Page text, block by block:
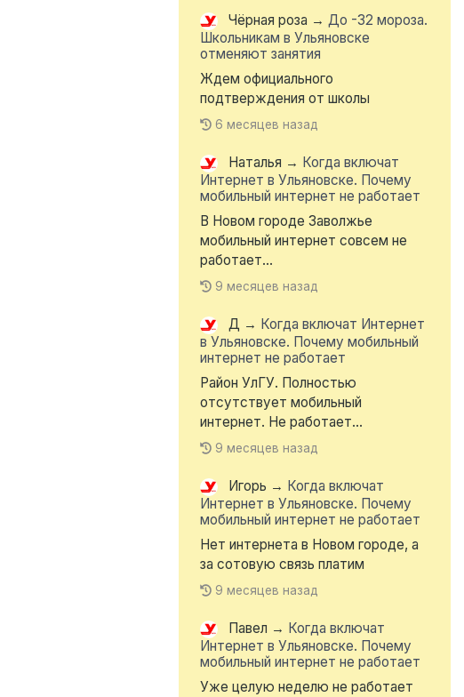
Чёрная роза → До -32 мороза.
Школьникам в Ульяновске
отменяют занятия
Ждем официального
подтверждения от школы
6 месяцев назад
Наталья → Когда включат
Интернет в Ульяновске. Почему
мобильный интернет не работает
В Новом городе Заволжье
мобильный интернет совсем не
работает...
9 месяцев назад
Д → Когда включат Интернет
в Ульяновске. Почему мобильный
интернет не работает
Район УлГУ. Полностью
отсутствует мобильный
интернет. Не работает...
9 месяцев назад
Игорь → Когда включат
Интернет в Ульяновске. Почему
мобильный интернет не работает
Нет интернета в Новом городе, а
за сотовую связь платим
9 месяцев назад
Павел → Когда включат
Интернет в Ульяновске. Почему
мобильный интернет не работает
Уже целую неделю не работает